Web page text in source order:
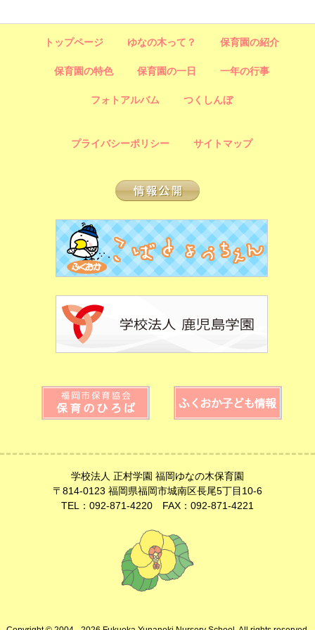
トップページ ゆなの木って？ 保育園の紹介
保育園の特色 保育園の一日 一年の行事
フォトアルバム つくしんぼ
プライバシーポリシー サイトマップ
学校法人 正村学園 福岡ゆなの木保育園
〒814-0123 福岡県福岡市城南区長尾5丁目10-6
TEL：092-871-4220 FAX：092-871-4221